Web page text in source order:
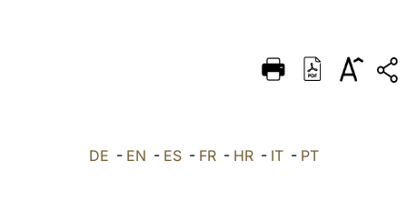
DEUTSCH
العربيّة DE - EN - ES- FR- HR- IT- PT